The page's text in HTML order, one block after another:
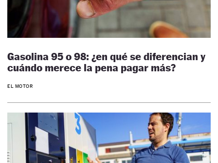
Gasolina 95 o 98: ¿en qué se diferencian y
cuándo merece la pena pagar más?
EL MOTOR